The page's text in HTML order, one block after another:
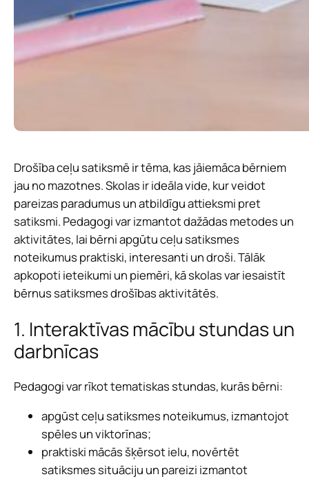
Drošība ceļu satiksmē ir tēma, kas jāiemāca bērniem
jau no mazotnes. Skolas ir ideāla vide, kur veidot
pareizas paradumus un atbildīgu attieksmi pret
satiksmi. Pedagogi var izmantot dažādas metodes un
aktivitātes, lai bērni apgūtu ceļu satiksmes
noteikumus praktiski, interesanti un droši. Tālāk
apkopoti ieteikumi un piemēri, kā skolas var iesaistīt
bērnus satiksmes drošības aktivitātēs.
1. Interaktīvas mācību stundas un
darbnīcas
Pedagogi var rīkot tematiskas stundas, kurās bērni:
apgūst ceļu satiksmes noteikumus, izmantojot
spēles un viktorīnas;
praktiski mācās šķērsot ielu, novērtēt
satiksmes situāciju un pareizi izmantot